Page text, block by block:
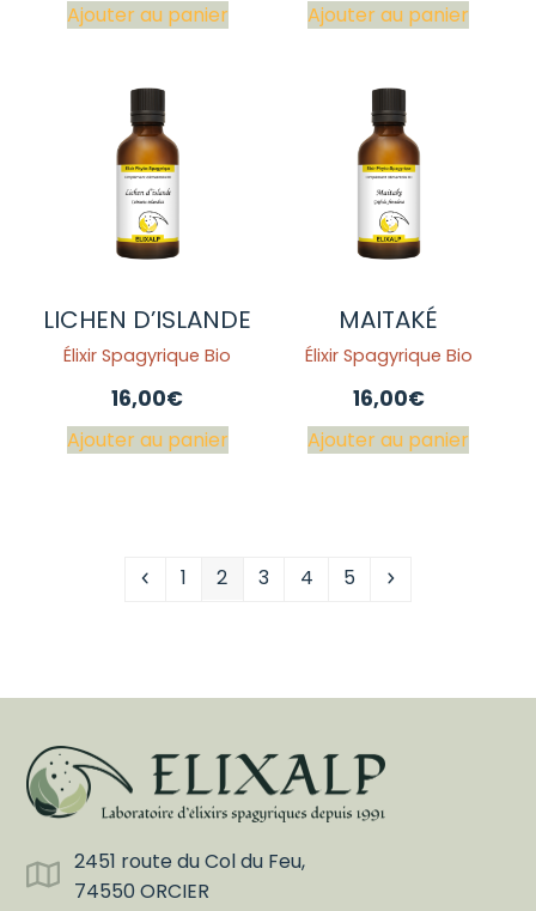
Ajouter au panier Ajouter au panier
LICHEN D’ISLANDE
Élixir Spagyrique Bio
16,00€
Ajouter au panier
MAITAKÉ
Élixir Spagyrique Bio
16,00€
Ajouter au panier
Précédent
Page
1 Page
2 Page
3 Page
4 Page
5 Suivant
2451 route du Col du Feu,
74550 ORCIER